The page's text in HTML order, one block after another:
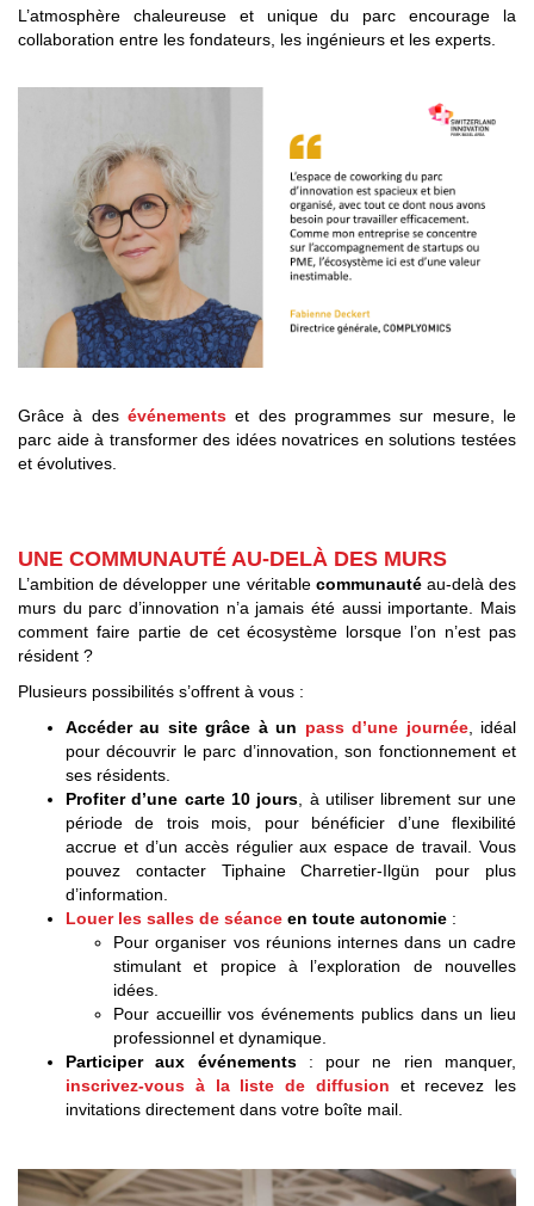
L’atmosphère chaleureuse et unique du parc encourage la
collaboration entre les fondateurs, les ingénieurs et les experts.
Grâce à des événements et des programmes sur mesure, le
parc aide à transformer des idées novatrices en solutions testées
et évolutives.
UNE COMMUNAUTÉ AU-DELÀ DES MURS
L’ambition de développer une véritable communautéau-delà des
murs du parc d’innovation n’a jamais été aussi importante. Mais
comment faire partie de cet écosystème lorsque l’on n’est pas
résident ?
Plusieurs possibilités s’offrent à vous :
Accéder au site grâce à un pass d’une journée, idéal
pour découvrir le parc d’innovation, son fonctionnement et
ses résidents.
Profiter d’une carte 10 jours, à utiliser librement sur une
période de trois mois, pour bénéficier d’une flexibilité
accrue et d’un accès régulier aux espace de travail. Vous
pouvez contacter Tiphaine Charretier-Ilgün pour plus
d’information.
Louer les salles de séance en toute autonomie :
Pour organiser vos réunions internes dans un cadre
stimulant et propice à l’exploration de nouvelles
idées.
Pour accueillir vos événements publics dans un lieu
professionnel et dynamique.
Participer aux événements: pour ne rien manquer,
inscrivez-vous à la liste de diffusion et recevez les
invitations directement dans votre boîte mail.